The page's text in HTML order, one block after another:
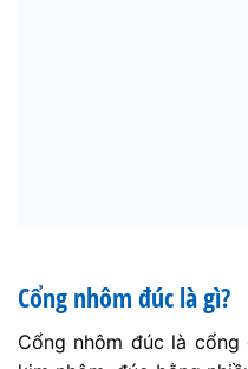
Nhìn vào chiếc công
khác biệt về mặt thẩm
cổng thông thường